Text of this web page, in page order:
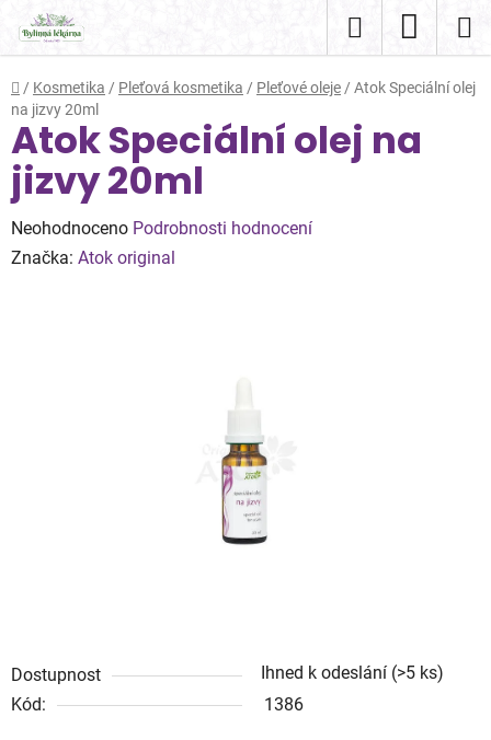
obsah
Hledat
KOŠÍK
Domů
/ Kosmetika / Pleťová kosmetika / Pleťové oleje / Atok Speciální olej
na jizvy 20ml
Dostupnost Ihned k odeslání (>5 ks)
Kód:
1386
Atok Speciální olej na
jizvy 20ml
Průměrné
hodnocení
Neohodnoceno Podrobnosti hodnocení
Značka: Atok original